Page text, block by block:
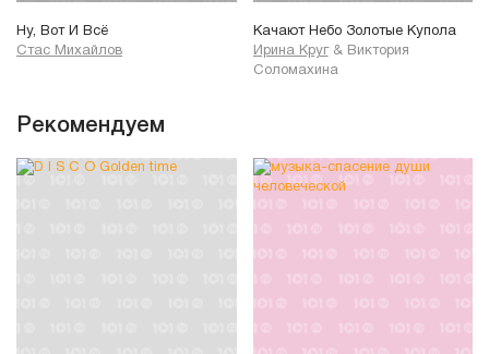
Ну, Вот И Всё
Стас Михайлов
Качают Небо Золотые Купола
Ирина Круг & Виктория
Соломахина
Рекомендуем